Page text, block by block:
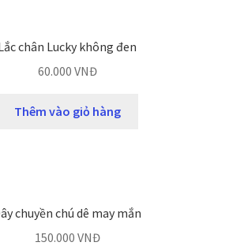
chân Lucky không đen
60.000 VNĐ
Thêm vào giỏ hàng
chuyền chú dê may mắn
150.000 VNĐ